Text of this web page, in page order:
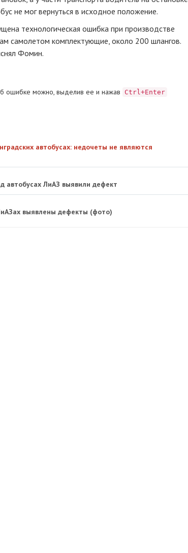
не мог вернуться в исходное положение.
технологическая ошибка при производстве
самолетом комплектующие, около 200 шлангов.
Фомин.
ошибке можно, выделив ее и нажав Ctrl+Enter
автобусах: недочеты не являются
автобусах ЛиАЗ выявили дефект
выявлены дефекты (фото)